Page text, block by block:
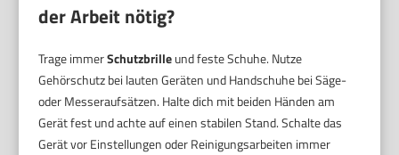
der Arbeit nötig?
Trage immerSchutzbrilleund feste Schuhe. Nutze
Gehörschutz bei lauten Geräten und Handschuhe bei Säge-
oder Messeraufsätzen. Halte dich mit beiden Händen am
Gerät fest und achte auf einen stabilen Stand. Schalte das
Gerät vor Einstellungen oder Reinigungsarbeiten immer